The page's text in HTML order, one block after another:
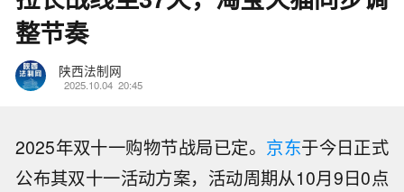
整节奏
陕西法制网
2025.10.04 20:45
2025年双十一购物节战局已定。 京东于今日正式
公布其双十一活动方案，活动周期从10月9日0点